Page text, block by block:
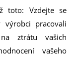
toto: Vzdejte se
pracovali
ztrátu vašich
vašeho